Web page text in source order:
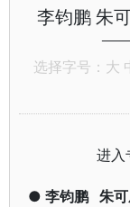
李钧鹏 朱
——
选择字号： 大
进入
● 李钧鹏 朱